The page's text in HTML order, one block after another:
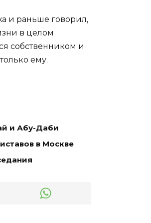
и раньше говорил,
в целом
собственником и
ему.
и Абу-Даби
в Москве